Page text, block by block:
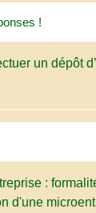
!
un dépôt
:
d'une